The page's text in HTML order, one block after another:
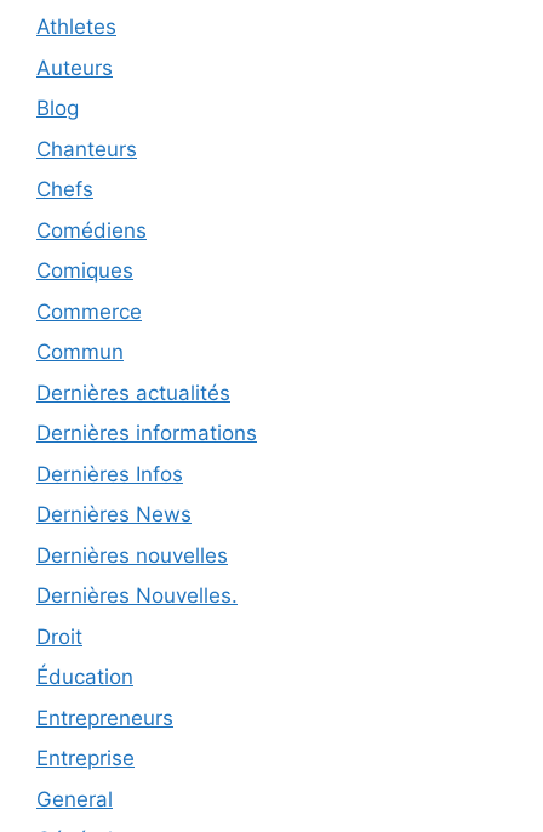
Athletes
Auteurs
Blog
Chanteurs
Chefs
Comédiens
Comiques
Commerce
Commun
Dernières actualités
Dernières informations
Dernières Infos
Dernières News
Dernières nouvelles
Dernières Nouvelles.
Droit
Éducation
Entrepreneurs
Entreprise
General